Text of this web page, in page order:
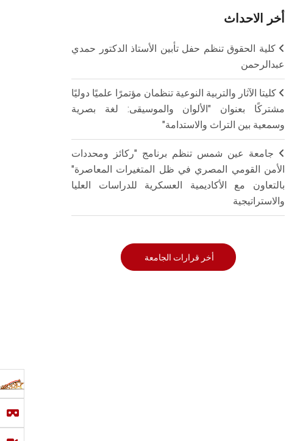
أخر الاحداث
كلية الحقوق تنظم حفل تأبين الأستاذ الدكتور حمدي
عبدالرحمن
كليتا الآثار والتربية النوعية تنظمان مؤتمرًا علميًا دوليًا
مشتركًا بعنوان "الألوان والموسيقى: لغة بصرية
وسمعية بين التراث والاستدامة"
جامعة عين شمس تنظم برنامج "ركائز ومحددات
الأمن القومي المصري في ظل المتغيرات المعاصرة"
بالتعاون مع الأكاديمية العسكرية للدراسات العليا
والاستراتيجية
أخر قرارات الجامعة